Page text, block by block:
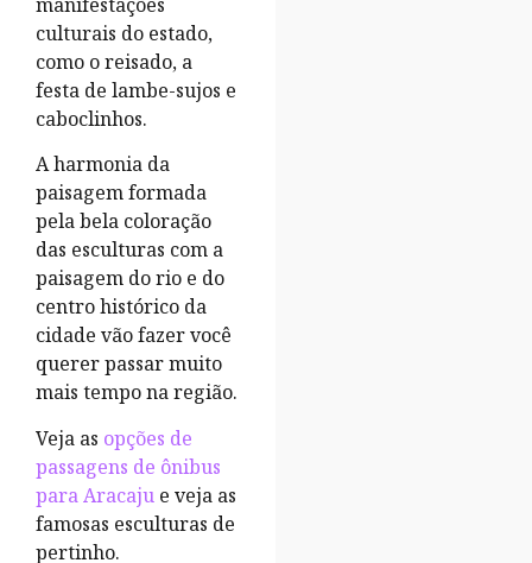
culturais do estado,
como o reisado, a
festa de lambe-sujos e
caboclinhos.
A harmonia da
paisagem formada
pela bela coloração
das esculturas com a
paisagem do rio e do
centro histórico da
cidade vão fazer você
querer passar muito
mais tempo na região.
Veja as opções de
passagens de ônibus
para Aracaju e veja as
famosas esculturas de
pertinho.